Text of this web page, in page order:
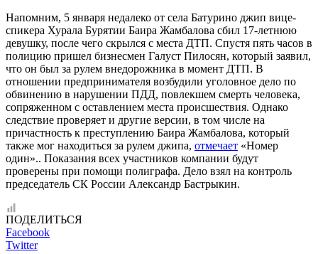
Напомним, 5 января недалеко от села Батурино джип вице-
спикера Хурала Бурятии Баира Жамбалова сбил 17-летнюю
девушку, после чего скрылся с места ДТП. Спустя пять часов в
полицию пришел бизнесмен Галуст Пилосян, который заявил,
что он был за рулем внедорожника в момент ДТП. В
отношении предпринимателя возбудили уголовное дело по
обвинению в нарушении ПДД, повлекшем смерть человека,
сопряженном с оставлением места происшествия. Однако
следствие проверяет и другие версии, в том числе на
причастность к преступлению Баира Жамбалова, который
также мог находиться за рулем джипа, отмечает «Номер
один».. Показания всех участников компании будут
проверены при помощи полиграфа. Дело взял на контроль
председатель СК России Александр Бастрыкин.
ПОДЕЛИТЬСЯ
Facebook
Twitter